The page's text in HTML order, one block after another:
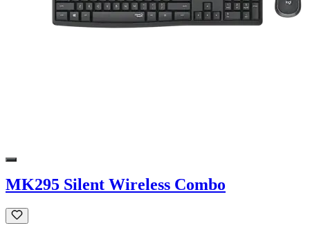
MK295 Silent Wireless Combo